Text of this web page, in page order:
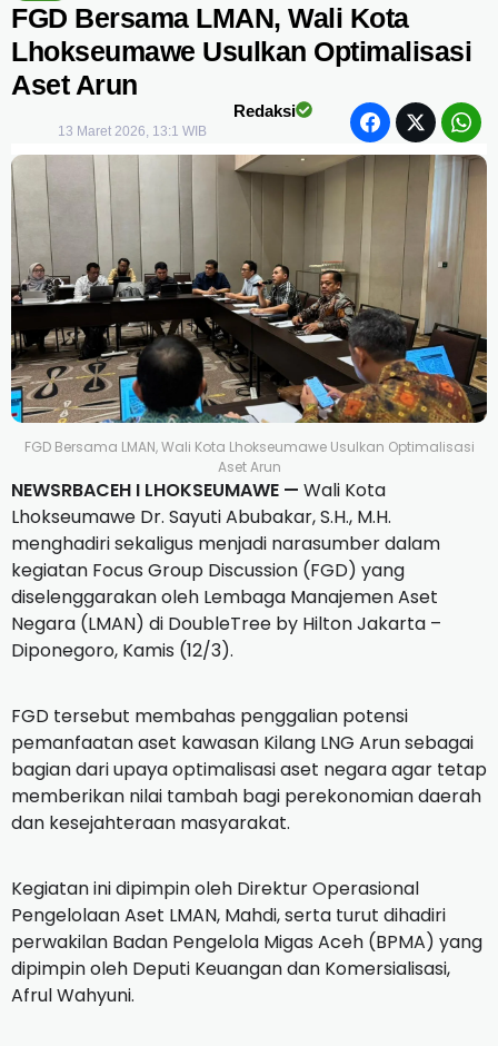
FGD Bersama LMAN, Wali Kota
Lhokseumawe Usulkan Optimalisasi
Aset Arun
Redaksi
13 Maret 2026, 13:1 WIB
FGD Bersama LMAN, Wali Kota Lhokseumawe Usulkan Optimalisasi
Aset Arun
NEWSRBACEH I LHOKSEUMAWE — Wali Kota
Lhokseumawe Dr. Sayuti Abubakar, S.H., M.H.
menghadiri sekaligus menjadi narasumber dalam
kegiatan Focus Group Discussion (FGD) yang
diselenggarakan oleh Lembaga Manajemen Aset
Negara (LMAN) di DoubleTree by Hilton Jakarta –
Diponegoro, Kamis (12/3).
FGD tersebut membahas penggalian potensi
pemanfaatan aset kawasan Kilang LNG Arun sebagai
bagian dari upaya optimalisasi aset negara agar tetap
memberikan nilai tambah bagi perekonomian daerah
dan kesejahteraan masyarakat.
Kegiatan ini dipimpin oleh Direktur Operasional
Pengelolaan Aset LMAN, Mahdi, serta turut dihadiri
perwakilan Badan Pengelola Migas Aceh (BPMA) yang
dipimpin oleh Deputi Keuangan dan Komersialisasi,
Afrul Wahyuni.